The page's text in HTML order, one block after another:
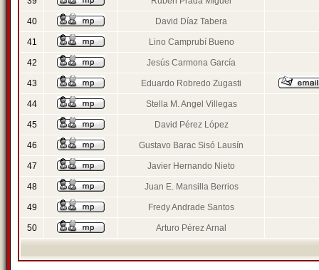
40 David Díaz Tabera
41 Lino Camprubí Bueno
42 Jesús Carmona García
43 Eduardo Robredo Zugasti
44 Stella M. Angel Villegas
45 David Pérez López
46 Gustavo Barac Sisó Lausín
47 Javier Hernando Nieto
48 Juan E. Mansilla Berrios
49 Fredy Andrade Santos
50 Arturo Pérez Arnal